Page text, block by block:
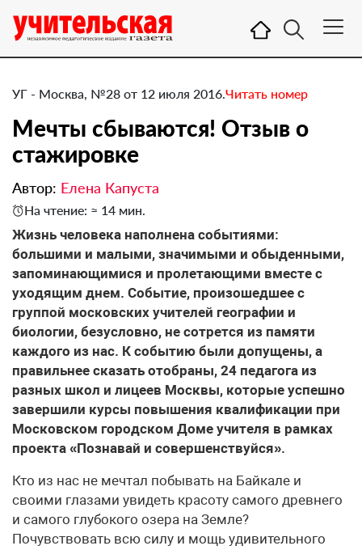
УГ - Москва, №28 от 12 июля 2016.Читать номер
Мечты сбываются! Отзыв о
стажировке
Автор: Елена Капуста
На чтение: ≈ 14 мин.
Жизнь человека наполнена событиями:
большими и малыми, значимыми и обыденными,
запоминающимися и пролетающими вместе с
уходящим днем. Событие, произошедшее с
группой московских учителей географии и
биологии, безусловно, не сотрется из памяти
каждого из нас. К событию были допущены, а
правильнее сказать отобраны, 24 педагога из
разных школ и лицеев Москвы, которые успешно
завершили курсы повышения квалификации при
Московском городском Доме учителя в рамках
проекта «Познавай и совершенствуйся».
К​то из нас не мечтал побывать на Байкале и
своими глазами увидеть красоту самого древнего
и самого глубокого озера на Земле?
Почувствовать всю силу и мощь удивительного